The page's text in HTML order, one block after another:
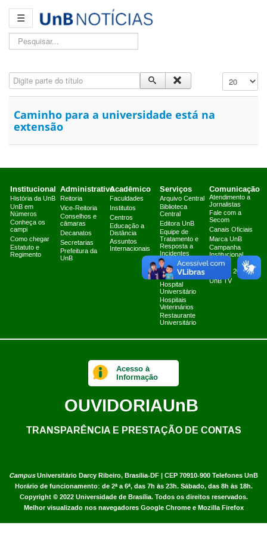
☰
Pesquisar...
Digite parte do título Exibir #
Caminho para a universidade está na
extensão
Institucional
História da UnB
UnB em
Números
Conheça os
campi
Como chegar
Estatuto e
Regimento
Administrativo
Reitoria
Vice-Reitoria
Conselhos e
câmaras
Decanatos
Secretarias
Prefeitura da
UnB
Acadêmico
Faculdades
Institutos
Centros
Educação a
Distância
Assuntos
Internacionais
Serviços
Arquivo Central
Biblioteca
Central
Editora UnB
Equipe de
Tratamento e
Resposta a
Incidentes
Cibernéticos
Fazenda Água
Limpa
Hospital
Universitário
Hospitais
Veterinários
Restaurante
Universitário
Comunicação
Atendimento a
Jornalistas
Fale com a
Secom
Canais Oficiais
Marca UnB
Campanha
Institucional
2025
Planner 2024
UnB TV
CampusUniversitário Darcy Ribeiro, Brasília-DF | CEP 70910-900 Telefones UnB
Horário de funcionamento: de 2ª a 6ª, das 7h às 23h. Sábado, das 8h às 18h.
Copyright © 2022 Universidade de Brasília. Todos os direitos reservados.
Melhor visualizado nos navegadores Google Chrome e Mozilla Firefox
Acesso à
Informação
OUVIDORIAUnB
TRANSPARÊNCIA E PRESTAÇÃO DE CONTAS